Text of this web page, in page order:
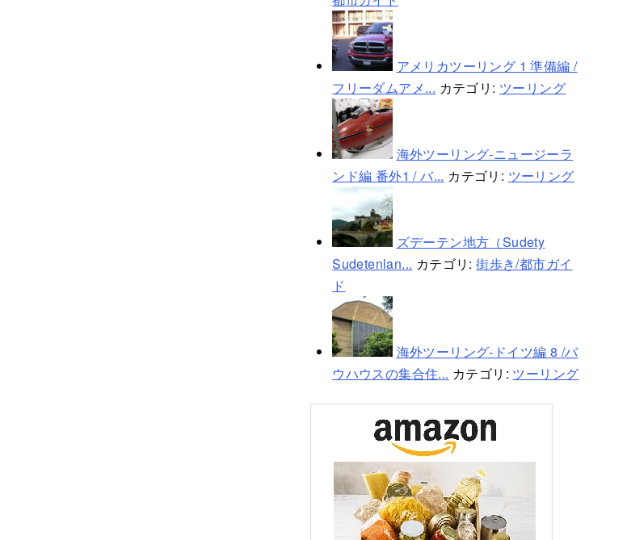
アメリカツーリング 1 準備編 /
フリーダムアメ... カテゴリ: ツーリング
海外ツーリング-ニュージーラ
ンド編 番外1 / バ... カテゴリ: ツーリング
ズデーテン地方（Sudety
Sudetenlan... カテゴリ:街歩き/都市ガイ
ド
海外ツーリング-ドイツ編 8 /バ
ウハウスの集合住... カテゴリ: ツーリング